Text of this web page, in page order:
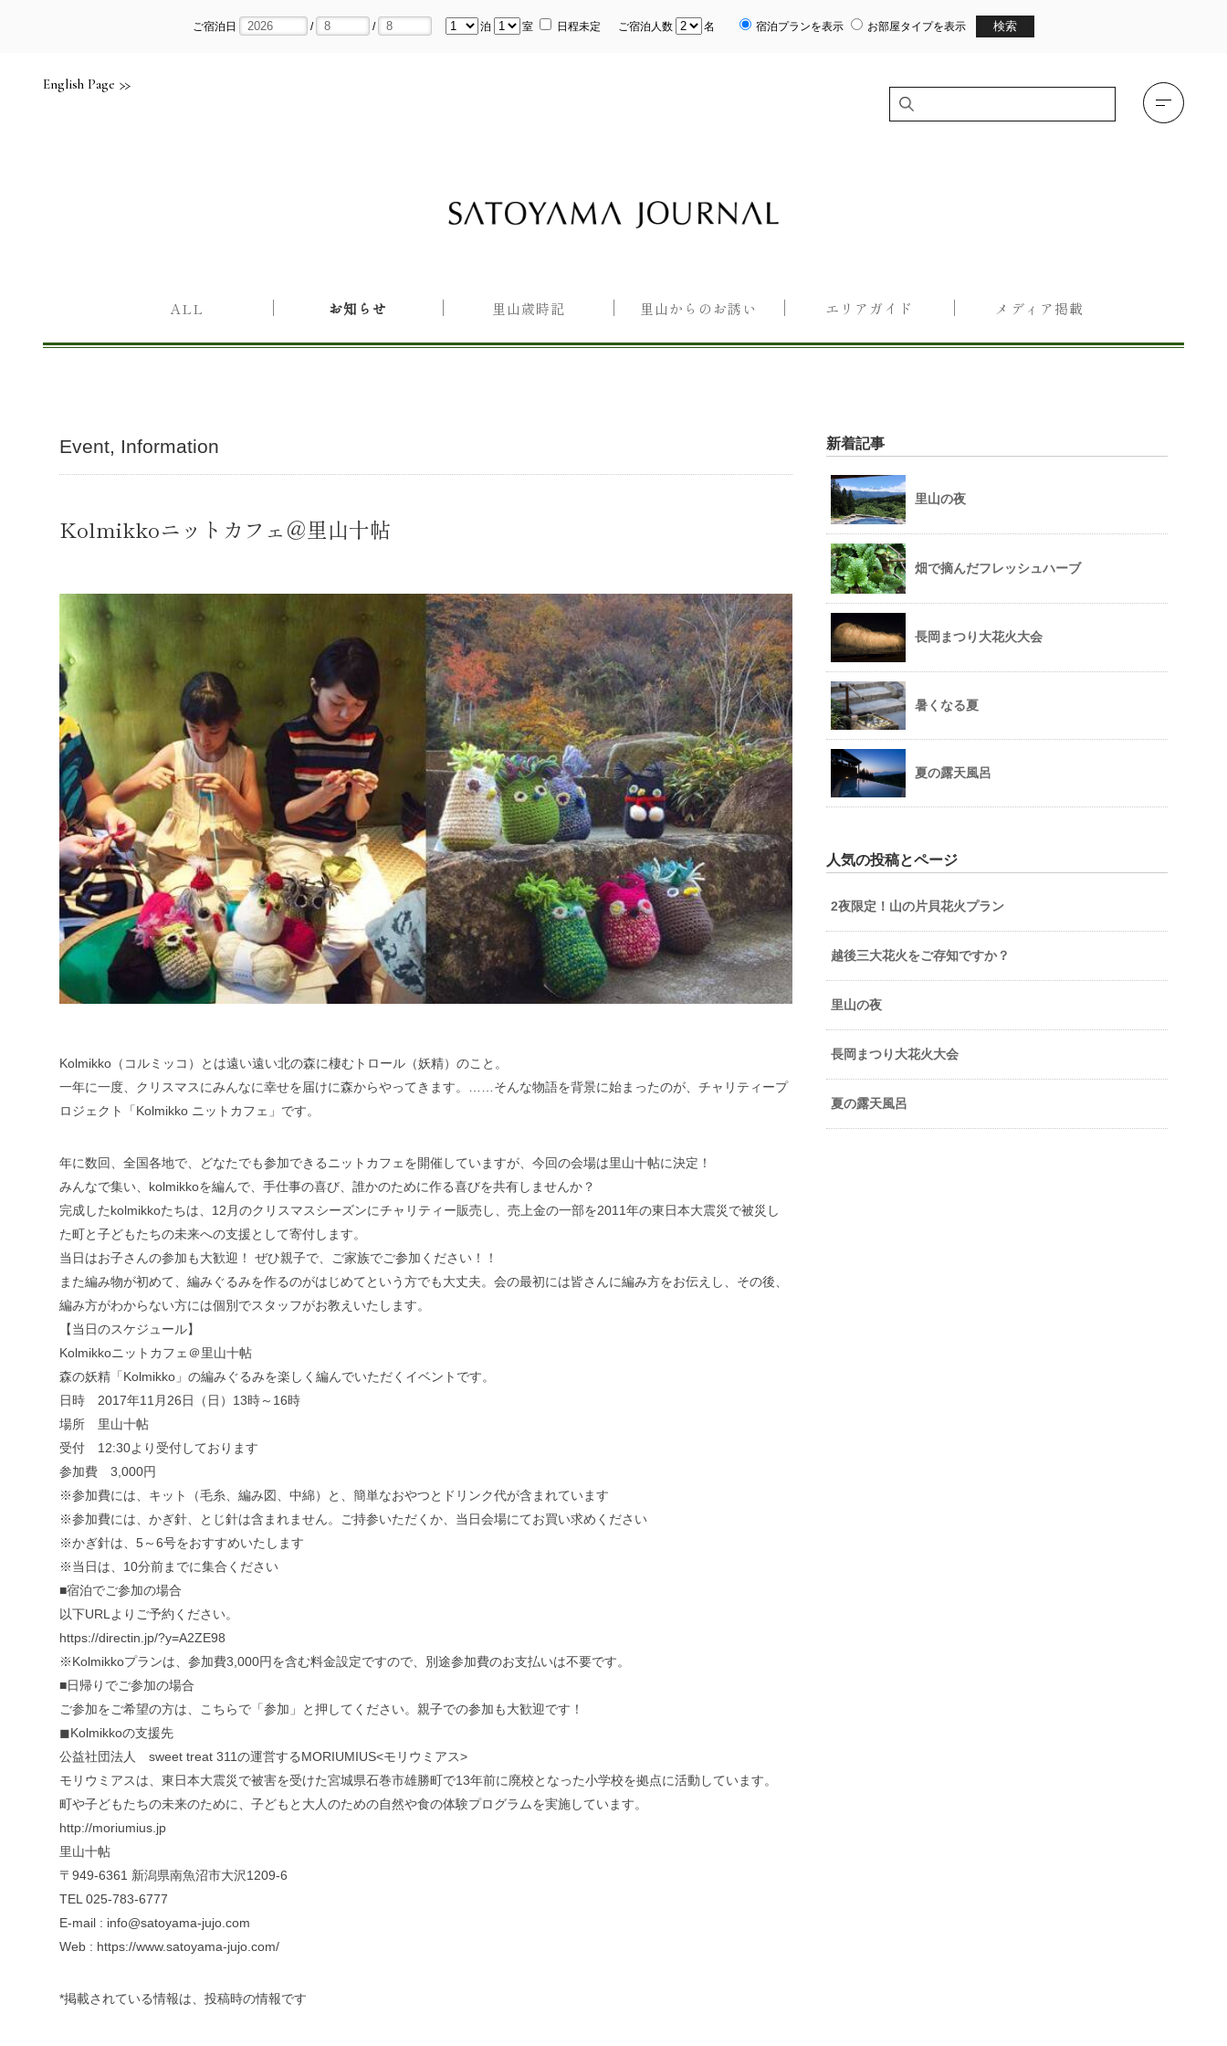
English Page
ご宿泊日 / / 泊 室 日程未定 ご宿泊人数 名 宿泊プランを表示 お部屋タイプを表示
ALL お知らせ 里山歳時記 里山からのお誘い エリアガイド メディア掲載
Event Information
Kolmikkoニットカフェ＠里山十帖
Kolmikko（コルミッコ）とは遠い遠い北の森に棲むトロール（妖精）のこと。
一年に一度、クリスマスにみんなに幸せを届けに森からやってきます。……そんな物語を背景に始まったのが、チャリティープ
ロジェクト「Kolmikko ニットカフェ」です。
年に数回、全国各地で、どなたでも参加できるニットカフェを開催していますが、今回の会場は里山十帖に決定！
みんなで集い、kolmikkoを編んで、手仕事の喜び、誰かのために作る喜びを共有しませんか？
完成したkolmikkoたちは、12月のクリスマスシーズンにチャリティー販売し、売上金の一部を2011年の東日本大震災で被災し
た町と子どもたちの未来への支援として寄付します。
当日はお子さんの参加も大歓迎！ ぜひ親子で、ご家族でご参加ください！！
また編み物が初めて、編みぐるみを作るのがはじめてという方でも大丈夫。会の最初には皆さんに編み方をお伝えし、その後、
編み方がわからない方には個別でスタッフがお教えいたします。
【当日のスケジュール】
Kolmikkoニットカフェ＠里山十帖
森の妖精「Kolmikko」の編みぐるみを楽しく編んでいただくイベントです。
日時 2017年11月26日（日）13時～16時
場所 里山十帖
受付 12:30より受付しております
参加費 3,000円
※参加費には、キット（毛糸、編み図、中綿）と、簡単なおやつとドリンク代が含まれています
※参加費には、かぎ針、とじ針は含まれません。ご持参いただくか、当日会場にてお買い求めください
※かぎ針は、5～6号をおすすめいたします
※当日は、10分前までに集合ください
■宿泊でご参加の場合
以下URLよりご予約ください。
https://directin.jp/?y=A2ZE98
※Kolmikkoプランは、参加費3,000円を含む料金設定ですので、別途参加費のお支払いは不要です。
■日帰りでご参加の場合
ご参加をご希望の方は、こちらで「参加」と押してください。親子での参加も大歓迎です！
◼︎Kolmikkoの支援先
公益社団法人 sweet treat 311の運営するMORIUMIUS<モリウミアス>
モリウミアスは、東日本大震災で被害を受けた宮城県石巻市雄勝町で13年前に廃校となった小学校を拠点に活動しています。
町や子どもたちの未来のために、子どもと大人のための自然や食の体験プログラムを実施しています。
http://moriumius.jp
里山十帖
〒949-6361 新潟県南魚沼市大沢1209-6
TEL 025-783-6777
E-mail : info@satoyama-jujo.com
Web : https://www.satoyama-jujo.com/
*掲載されている情報は、投稿時の情報です
新着記事
里山の夜
畑で摘んだフレッシュハーブ
長岡まつり大花火大会
暑くなる夏
夏の露天風呂
人気の投稿とページ
2夜限定！山の片貝花火プラン
越後三大花火をご存知ですか？
里山の夜
長岡まつり大花火大会
夏の露天風呂